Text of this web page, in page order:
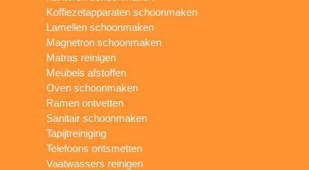
Koffiezetapparaten schoonmaken
Lamellen schoonmaken
Magnetron schoonmaken
Matras reinigen
Meubels afstoffen
Oven schoonmaken
Ramen ontvetten
Sanitair schoonmaken
Tapijtreiniging
Telefoons ontsmetten
Vaatwassers reinigen